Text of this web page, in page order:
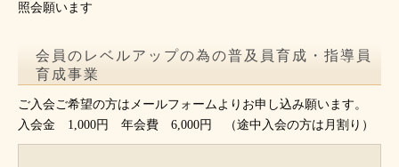
照会願います
会員のレベルアップの為の普及員育成・指導員
育成事業
ご入会ご希望の方はメールフォームよりお申し込み願います。
入会金 1,000円 年会費 6,000円 （途中入会の方は月割り）